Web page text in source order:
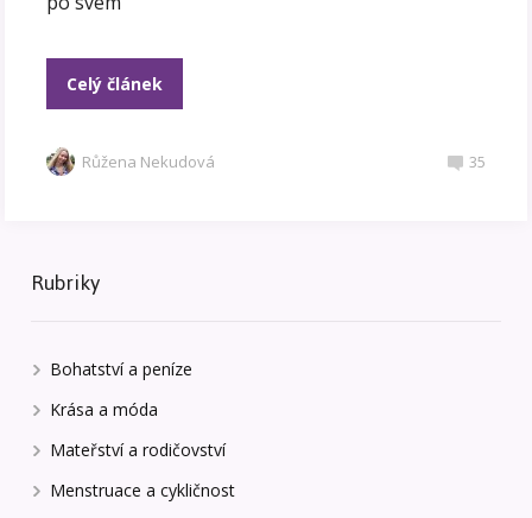
Celý článek
Růžena Nekudová 35
Rubriky
Bohatství a peníze
Krása a móda
Mateřství a rodičovství
Menstruace a cykličnost